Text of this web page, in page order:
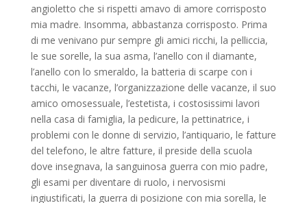
angioletto che si rispetti amavo di amore corrisposto
mia madre. Insomma, abbastanza corrisposto. Prima
di me venivano pur sempre gli amici ricchi, la pelliccia,
le sue sorelle, la sua asma, l’anello con il diamante,
l’anello con lo smeraldo, la batteria di scarpe con i
tacchi, le vacanze, l’organizzazione delle vacanze, il suo
amico omosessuale, l’estetista, i costosissimi lavori
nella casa di famiglia, la pedicure, la pettinatrice, i
problemi con le donne di servizio, l’antiquario, le fatture
del telefono, le altre fatture, il preside della scuola
dove insegnava, la sanguinosa guerra con mio padre,
gli esami per diventare di ruolo, i nervosismi
ingiustificati, la guerra di posizione con mia sorella, le